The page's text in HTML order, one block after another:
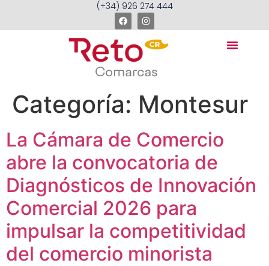
(+34) 926 274 444
Categoría: Montesur
La Cámara de Comercio
abre la convocatoria de
Diagnósticos de Innovación
Comercial 2026 para
impulsar la competitividad
del comercio minorista